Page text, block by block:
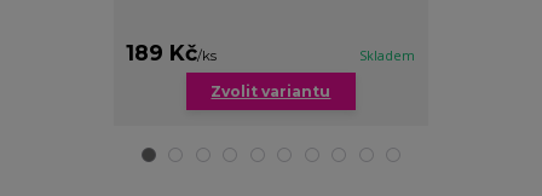
189 Kč/ks Skladem
Zvolit variantu